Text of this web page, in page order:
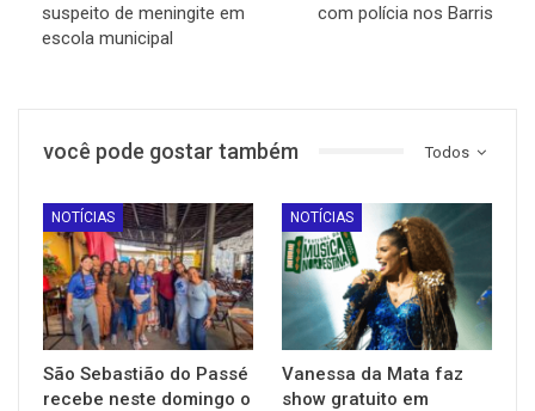
suspeito de meningite em
escola municipal
com polícia nos Barris
Todos
você pode gostar também
NOTÍCIAS
São Sebastião do Passé
recebe neste domingo o
NOTÍCIAS
Vanessa da Mata faz
show gratuito em